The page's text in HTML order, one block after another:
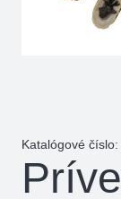
Katalógové číslo: